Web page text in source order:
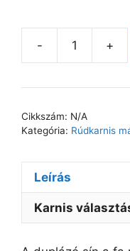
- +
Cikkszám: N/A
Kategória: Rúdkarnis
Leírás
Karnis